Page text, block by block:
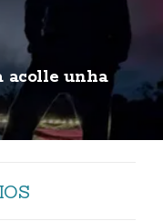
acolle unha